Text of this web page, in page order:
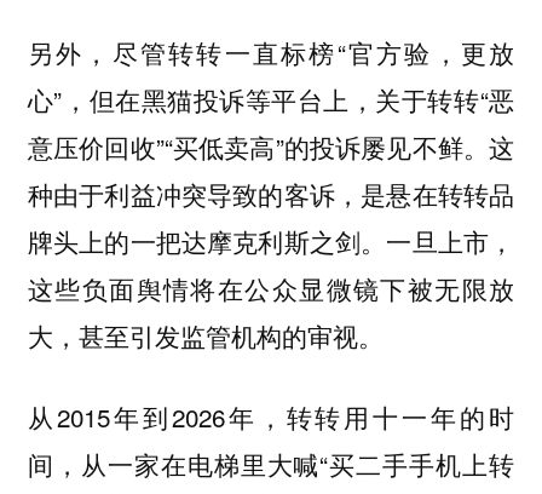
另外，尽管转转一直标榜“官方验，更放
心”，但在黑猫投诉等平台上，关于转转“恶
意压价回收”“买低卖高”的投诉屡见不鲜。这
种由于利益冲突导致的客诉，是悬在转转品
牌头上的一把达摩克利斯之剑。一旦上市，
这些负面舆情将在公众显微镜下被无限放
大，甚至引发监管机构的审视。
从2015年到2026年，转转用十一年的时
间，从一家在电梯里大喊“买二手手机上转